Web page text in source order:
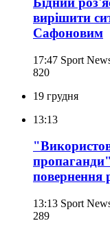
вирішити
Сафоновим
17:47 Sport
820
19 грудня
13:13
повернення
13:13 Sport
289